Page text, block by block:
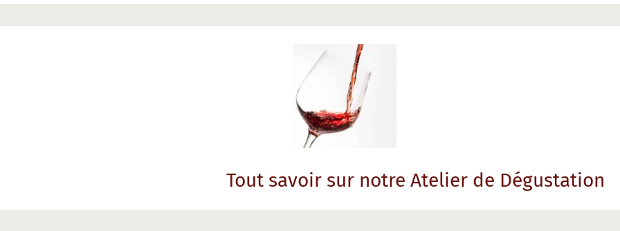
Tout savoir sur notre Atelier de Dégustation